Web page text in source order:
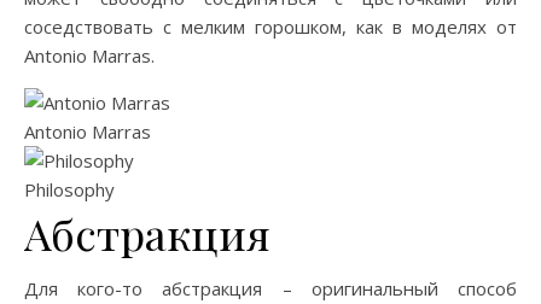
соседствовать с мелким горошком, как в моделях от
Antonio Marras.
Antonio Marras
Philosophy
Абстракция
Для кого-то абстракция – оригинальный способ